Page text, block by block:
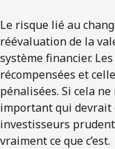
Le risque lié au
réévaluation de la
système financier.
récompensées et
pénalisées. Si cela
important qui devrait
investisseurs
vraiment ce que c’est.